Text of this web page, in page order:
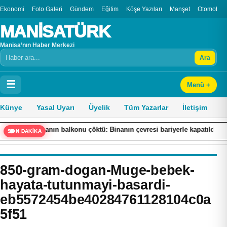
Ekonomi Foto Galeri Gündem Eğitim Köşe Yazıları Manşet Otomobil
MANİSATÜRK
Manisa’nın Haber Merkezi
Arama Ara
☰ Menü +
Künye Yasal Uyarı Üyelik Tüm Yazarlar İletişim
SON DAKİKA
binanın balkonu çöktü: Binanın çevresi bariyerle kapatıldı
850-gram-dogan-Muge-bebek-
hayata-tutunmayi-basardi-
eb5572454be40284761128104c0a
5f51